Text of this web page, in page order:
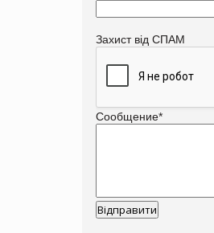
Захист від СПАМ
Сообщение*